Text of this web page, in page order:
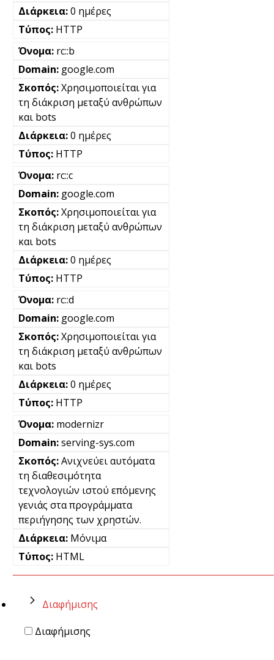
0 ημέρες
HTTP
rc::b
google.com
Χρησιμοποιείται για
τη διάκριση μεταξύ ανθρώπων
και bots
0 ημέρες
HTTP
rc::c
google.com
Χρησιμοποιείται για
τη διάκριση μεταξύ ανθρώπων
και bots
0 ημέρες
HTTP
rc::d
google.com
Χρησιμοποιείται για
τη διάκριση μεταξύ ανθρώπων
και bots
0 ημέρες
HTTP
modernizr
serving-sys.com
Ανιχνεύει αυτόματα
τη διαθεσιμότητα
τεχνολογιών ιστού επόμενης
γενιάς στα προγράμματα
περιήγησης των χρηστών.
Μόνιμα
HTML
Διαφήμισης
Διαφήμισης